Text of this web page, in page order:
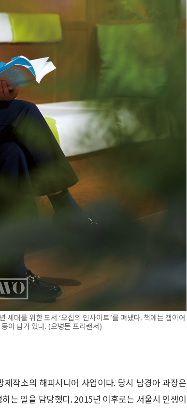
대를 위한 도서 ‘오십의 인사이트’를 펴냈다. 책에는 갭이어
이 담겨 있다. (오병돈 프리랜서)
작소의 해피시니어 사업이다. 당시 남경아 과장은
는 일을 담당했다. 2015년 이후로는 서울시 인생이